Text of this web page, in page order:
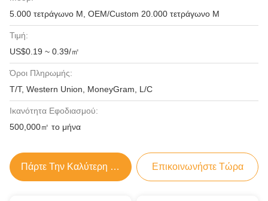
5.000 τετράγωνο Μ, OEM/Custom 20.000 τετράγωνο Μ
Τιμή:
US$0.19 ~ 0.39/㎡
Όροι Πληρωμής:
T/T, Western Union, MoneyGram, L/C
Ικανότητα Εφοδιασμού:
500,000㎡ το μήνα
Πάρτε Την Καλύτερη Τιμή Επικοινωνήστε Τώρα